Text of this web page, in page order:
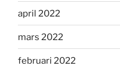
april 2022
mars 2022
februari 2022